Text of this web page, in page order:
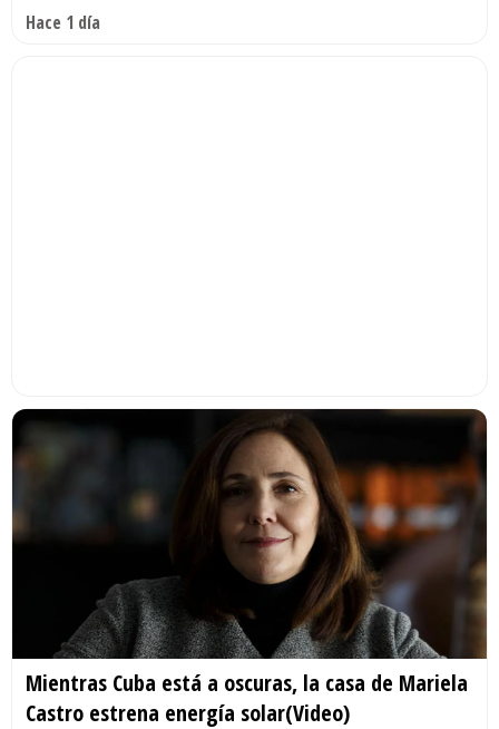
Hace 1 día
Mientras Cuba está a oscuras, la casa de Mariela
Castro estrena energía solar(Video)